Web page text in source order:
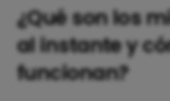
¿Qué son los
al instante y
funcionan?